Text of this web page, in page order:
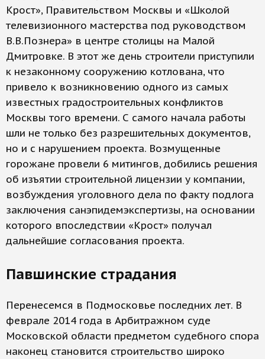
Крост», Правительством Москвы и «Школой
телевизионного мастерства под руководством
В.В.Познера» в центре столицы на Малой
Дмитровке. В этот же день строители приступили
к незаконному сооружению котлована, что
привело к возникновению одного из самых
известных градостроительных конфликтов
Москвы того времени. С самого начала работы
шли не только без разрешительных документов,
но и с нарушением проекта. Возмущенные
горожане провели 6 митингов, добились решения
об изъятии строительной лицензии у компании,
возбуждения уголовного дела по факту подлога
заключения санэпидемэкспертизы, на основании
которого впоследствии «Крост» получал
дальнейшие согласования проекта.
Павшинские страдания
Перенесемся в Подмосковье последних лет. В
феврале 2014 года в Арбитражном суде
Московской области предметом судебного спора
наконец становится строительство широко